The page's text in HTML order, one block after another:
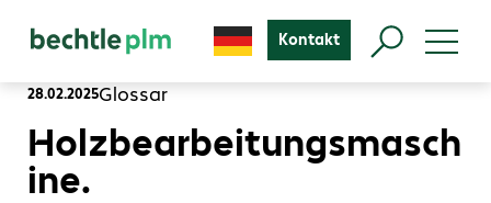
Kontakt
28.02.2025Glossar
Holzbearbeitungsmasch
ine.